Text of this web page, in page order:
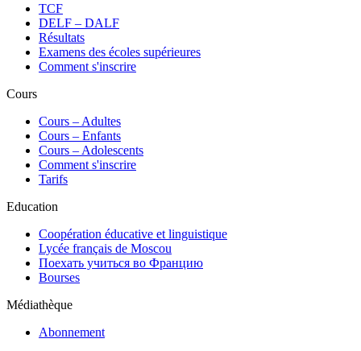
TCF
DELF – DALF
Résultats
Examens des écoles supérieures
Comment s'inscrire
Cours
Сours – Adultes
Cours – Enfants
Cours – Adolescents
Comment s'inscrire
Tarifs
Education
Coopération éducative et linguistique
Lycée français de Moscou
Поехать учиться во Францию
Bourses
Médiathèque
Abonnement